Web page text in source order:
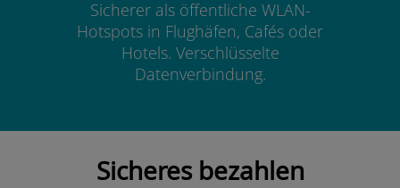
Sicherer als öffentliche WLAN-
Hotspots in Flughäfen, Cafés oder
Hotels. Verschlüsselte
Datenverbindung.
Sicheres bezahlen